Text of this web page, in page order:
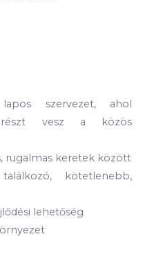
szervezet, ahol
részt vesz a közös
rugalmas keretek között
kötetlenebb,
lehetőség